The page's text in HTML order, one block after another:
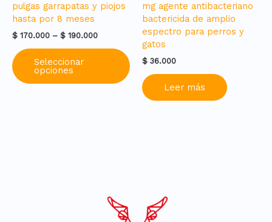
pulgas garrapatas y piojos
hasta por 8 meses
$ 170.000 – $ 190.000Price
$ 170.000
$ 190.000
Seleccionar
opciones
Este
producto
tiene
múltiples
variantes.
página
mg agente antibacteriano
bactericida de amplio
espectro para perros y
gatos
$ 36.000
Leer más